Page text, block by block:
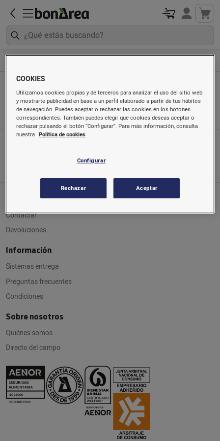
Fontanería
Ordenado por
Servicio al cliente
Contactar
Devoluciones
Información
Sistemas entrega
Preguntas frecuentes
Condiciones
Sobre nosotros
Quiénes somos
Directo del campo
COOKIES
Utilizamos cookies propias y de terceros para analizar el uso del sitio web
y mostrarte publicidad en base a un perfil elaborado a partir de tus hábitos
de navegación. Puedes aceptar o rechazar las cookies en los botones
correspondientes. También puedes elegir que cookies deseas aceptar o
rechazar pulsando el botón “Configurar”. Para más información, consulta
nuestra Política de cookies
Configurar
Rechazar Aceptar